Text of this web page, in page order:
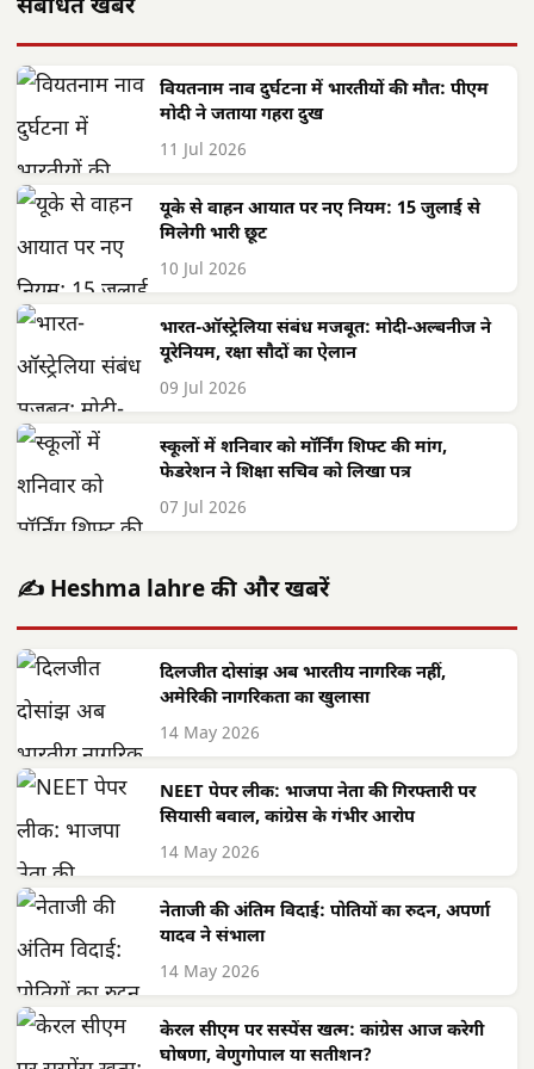
संबंधित खबरें
वियतनाम नाव दुर्घटना में भारतीयों की मौत: पीएम
मोदी ने जताया गहरा दुख
11 Jul 2026
यूके से वाहन आयात पर नए नियम: 15 जुलाई से
मिलेगी भारी छूट
10 Jul 2026
भारत-ऑस्ट्रेलिया संबंध मजबूत: मोदी-अल्बनीज ने
यूरेनियम, रक्षा सौदों का ऐलान
09 Jul 2026
स्कूलों में शनिवार को मॉर्निंग शिफ्ट की मांग,
फेडरेशन ने शिक्षा सचिव को लिखा पत्र
07 Jul 2026
✍️ Heshma lahre की और खबरें
दिलजीत दोसांझ अब भारतीय नागरिक नहीं,
अमेरिकी नागरिकता का खुलासा
14 May 2026
NEET पेपर लीक: भाजपा नेता की गिरफ्तारी पर
सियासी बवाल, कांग्रेस के गंभीर आरोप
14 May 2026
नेताजी की अंतिम विदाई: पोतियों का रुदन, अपर्णा
यादव ने संभाला
14 May 2026
केरल सीएम पर सस्पेंस खत्म: कांग्रेस आज करेगी
घोषणा, वेणुगोपाल या सतीशन?